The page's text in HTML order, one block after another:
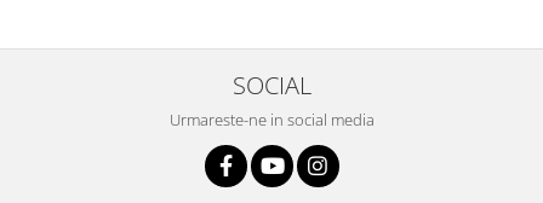
SOCIAL
Urmareste-ne in social media